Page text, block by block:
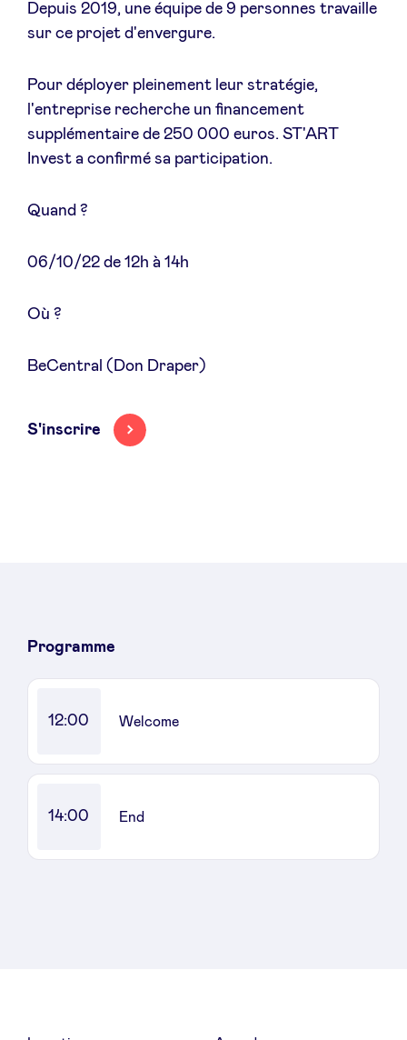
Depuis 2019, une équipe de 9 personnes travaille
sur ce projet d'envergure.
Pour déployer pleinement leur stratégie,
l'entreprise recherche un financement
supplémentaire de 250 000 euros. ST'ART
Invest a confirmé sa participation.
Quand ?
06/10/22 de 12h à 14h
Où ?
BeCentral (Don Draper)
S'inscrire
Programme
12:00 Welcome
14:00 End